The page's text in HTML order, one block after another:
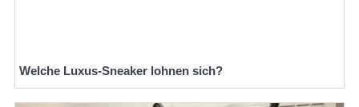
Welche Luxus-Sneaker lohnen sich?